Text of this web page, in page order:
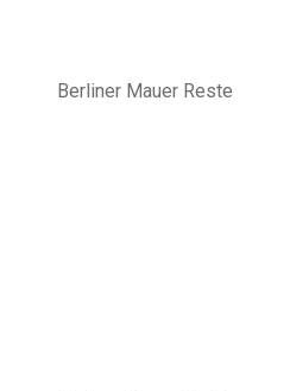
Berliner Mauer Reste